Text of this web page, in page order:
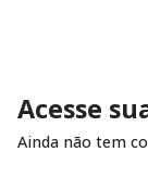
Acesse
Ainda não tem